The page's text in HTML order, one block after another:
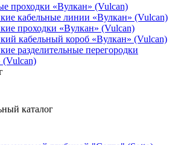
проходки «Вулкан» (Vulcan)
кабельные линии «Вулкан» (Vulcan)
проходки «Вулкан» (Vulcan)
кабельный короб «Вулкан» (Vulcan)
разделительные перегородки
(Vulcan)
каталог